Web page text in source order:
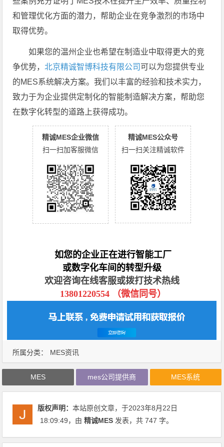
所属分类： MES资讯
和管理优化方面的潜力，帮助企业在竞争激烈的市场中
取得优势。
如果您的温州企业也希望在制造业中取得更大的竞
争优势，北京精诚智博科技有限公司 可以为您提供专业
的MES系统解决方案。我们以丰富的经验和技术实力，
致力于为企业提供定制化的智能制造解决方案，帮助您
在数字化转型的道路上获得成功。
精诚MES企业微信
扫一扫加客服微信
精诚MES公众号
扫一扫关注精诚软件
如您的企业正在进行智能工厂
或数字化车间的转型升级
欢迎咨询在线客服或拨打技术热线
13801220554 （微信同号）
MES mes公司提供商 MES系统
版权声明：本站原创文章，于2023年8月22日
18:09:49，由精诚MES 发表，共 747 字。